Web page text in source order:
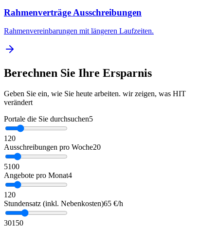
Rahmenverträge Ausschreibungen
Rahmenvereinbarungen mit längeren Laufzeiten.
Berechnen Sie Ihre Ersparnis
Geben Sie ein, wie Sie heute arbeiten. wir zeigen, was HIT
verändert
Portale die Sie durchsuchen5
1 20
Ausschreibungen pro Woche20
5100
Angebote pro Monat4
1 20
Stundensatz (inkl. Nebenkosten)65 €/h
30150